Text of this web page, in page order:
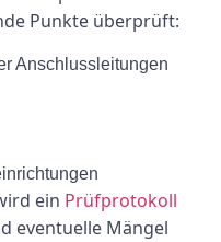
Punkte überprüft:
Anschlussleitungen
ein Prüfprotokoll
eventuelle Mängel